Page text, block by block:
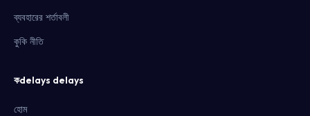
ব্যবহারের শর্তাবলী
কুকি নীতি
কdelays delays
হোম